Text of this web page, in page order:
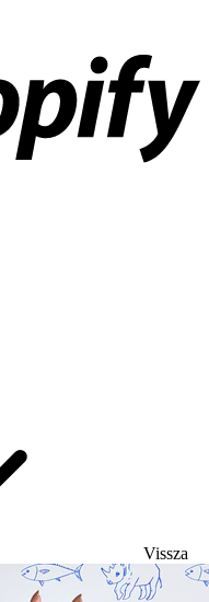
Vissza